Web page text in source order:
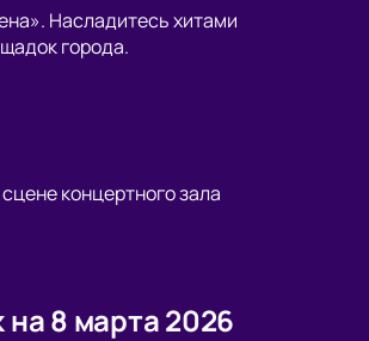
Насладитесь хитами
города.
концертного зала
8 марта 2026